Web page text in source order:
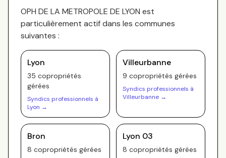
OPH DE LA METROPOLE DE LYON est
particulièrement actif dans les communes
suivantes :
Lyon
35 copropriétés
gérées
Syndics professionnels à
Lyon →
Villeurbanne
9 copropriétés gérées
Syndics professionnels à
Villeurbanne →
Bron
8 copropriétés gérées
Lyon 03
8 copropriétés gérées